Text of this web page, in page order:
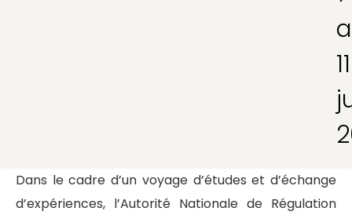
11
Dans le cadre d’un voyage d’études et d’échange
d’expériences, l’Autorité Nationale de Régulation